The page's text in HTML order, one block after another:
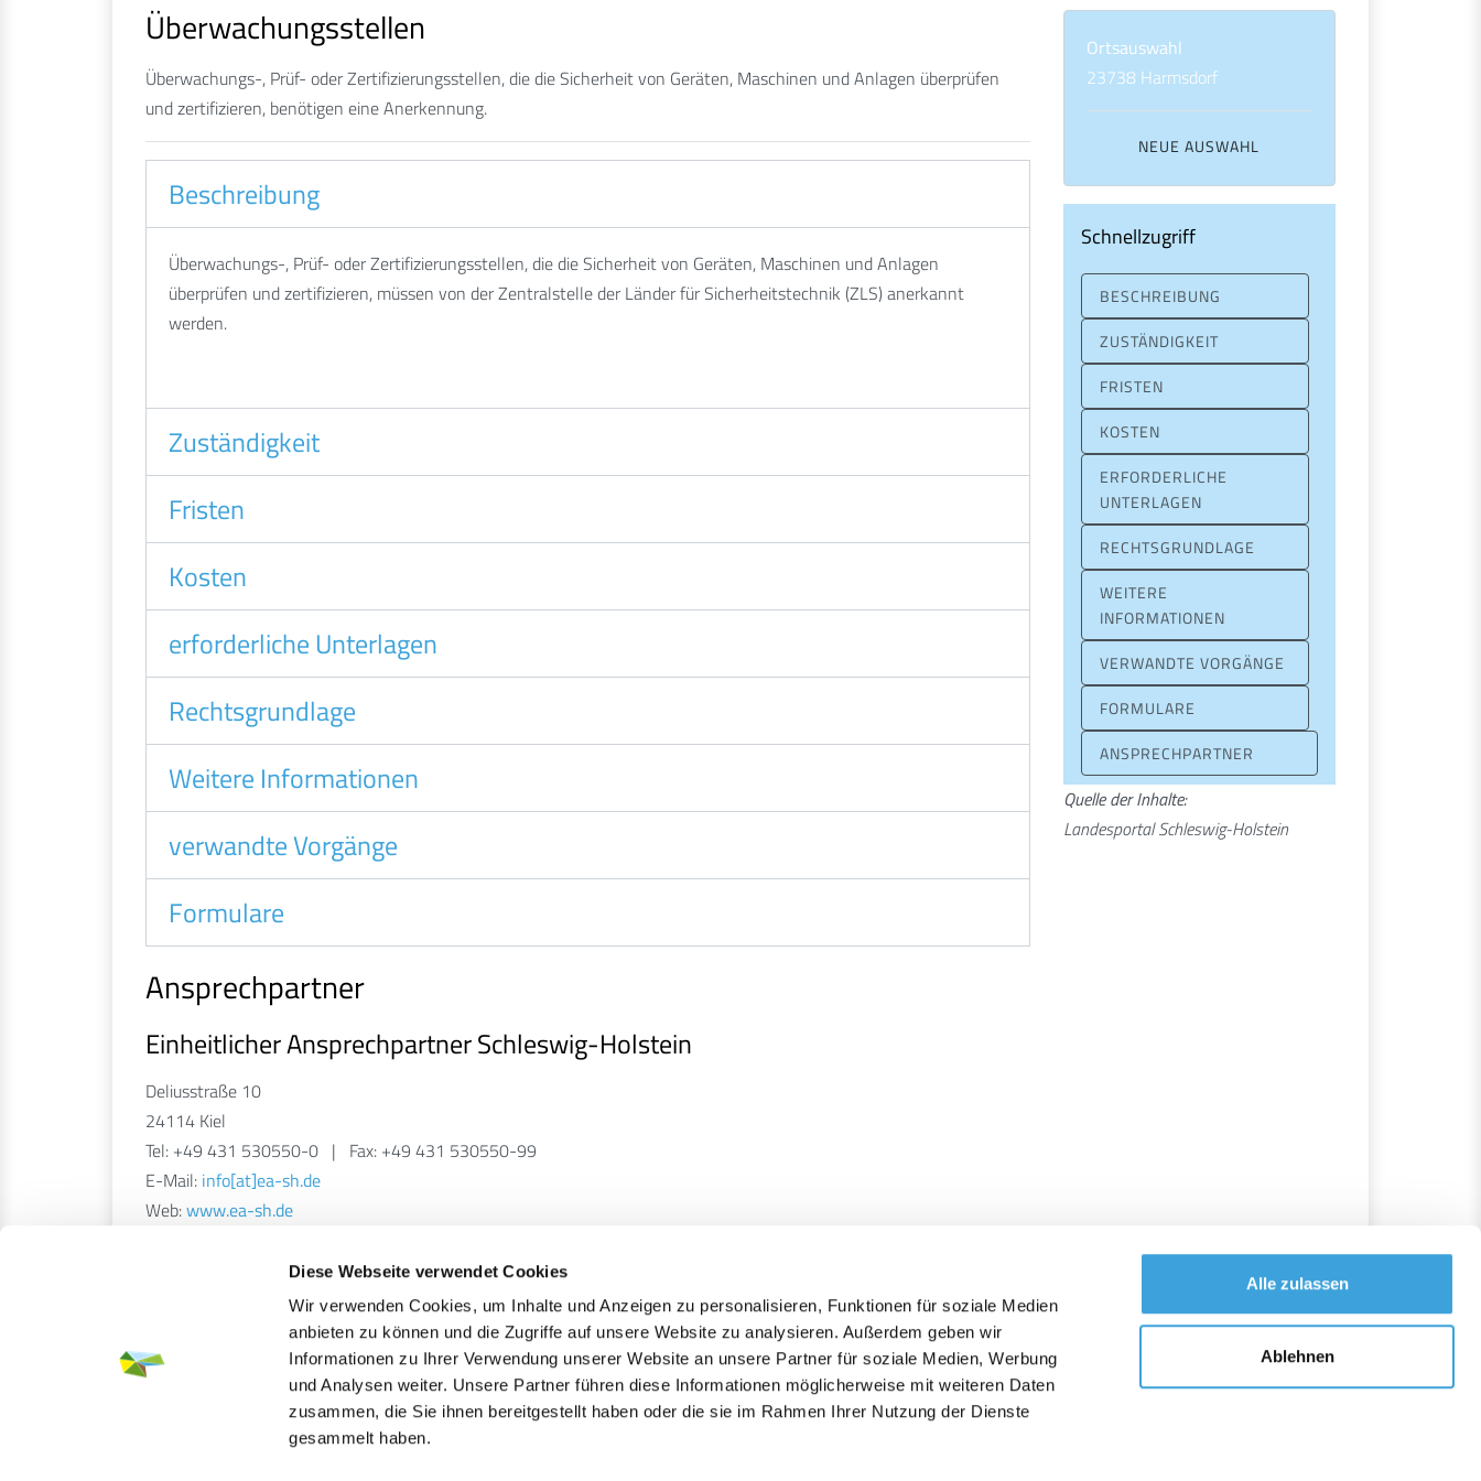
Diese Webseite verwendet Cookies
Wir verwenden Cookies, um Inhalte und Anzeigen zu personalisieren, Funktionen für soziale Medien
anbieten zu können und die Zugriffe auf unsere Website zu analysieren. Außerdem geben wir
Informationen zu Ihrer Verwendung unserer Website an unsere Partner für soziale Medien, Werbung
und Analysen weiter. Unsere Partner führen diese Informationen möglicherweise mit weiteren Daten
zusammen, die Sie ihnen bereitgestellt haben oder die sie im Rahmen Ihrer Nutzung der Dienste
gesammelt haben.
Alle zulassen
Ablehnen
Ortsauswahl
23738 Harmsdorf
Schnellzugriff
BESCHREIBUNG
ZUSTÄNDIGKEIT
FRISTEN
KOSTEN
ERFORDERLICHE
UNTERLAGEN
RECHTSGRUNDLAGE
WEITERE
INFORMATIONEN
VERWANDTE VORGÄNGE
FORMULARE
ANSPRECHPARTNER
Quelle der Inhalte:
Landesportal Schleswig-Holstein
Überwachungsstellen
Überwachungs-, Prüf- oder Zertifizierungsstellen, die die Sicherheit von Geräten, Maschinen und Anlagen überprüfen
und zertifizieren, benötigen eine Anerkennung.
Beschreibung
Überwachungs-, Prüf- oder Zertifizierungsstellen, die die Sicherheit von Geräten, Maschinen und Anlagen
überprüfen und zertifizieren, müssen von der Zentralstelle der Länder für Sicherheitstechnik (ZLS) anerkannt
werden.
Zuständigkeit
Fristen
Kosten
erforderliche Unterlagen
Rechtsgrundlage
Weitere Informationen
verwandte Vorgänge
Formulare
Ansprechpartner
Einheitlicher Ansprechpartner Schleswig-Holstein
Deliusstraße 10
24114 Kiel
Tel: +49 431 530550-0 | Fax: +49 431 530550-99
E-Mail: info[at]ea-sh.de
Web:www.ea-sh.de
Öffnungszeiten:
Mo. - Fr. 08:00 Uhr bis 10:00 Uhr
ZURÜCK ZUR AUSWAHL NACH OBEN